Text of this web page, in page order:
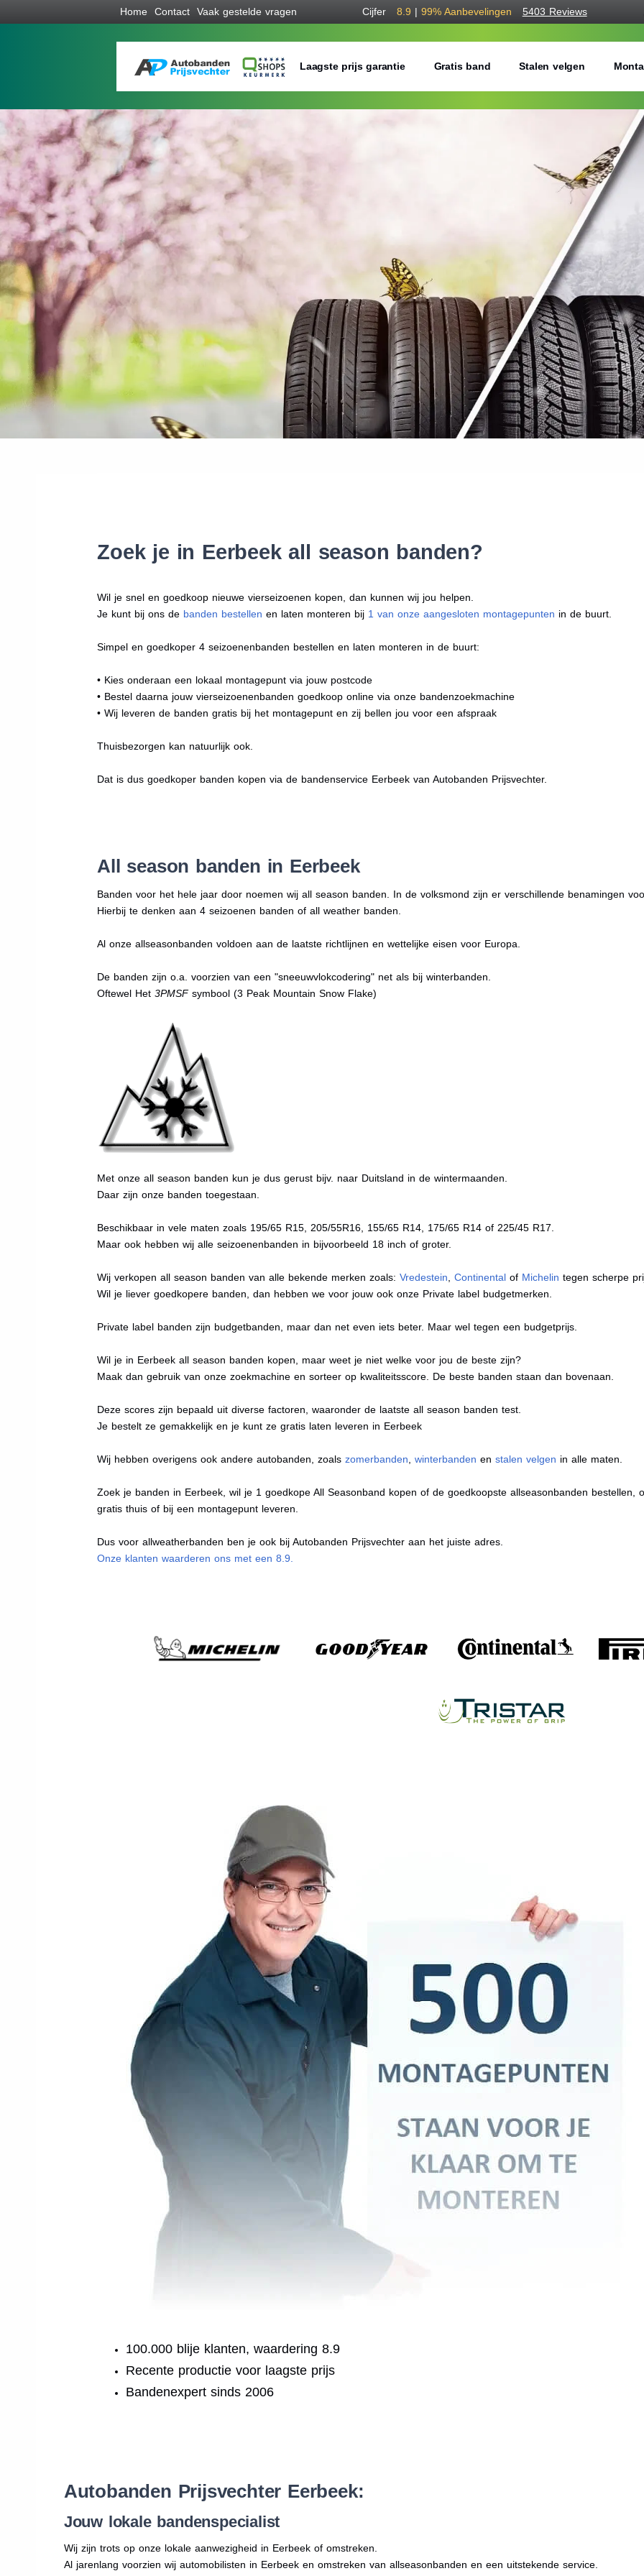
Home Contact Vaak gestelde vragen Cijfer 8.9 | 99% Aanbevelingen 5403 Reviews
Laagste prijs garantie Gratis band Stalen velgen
Bestel voordelig
Gratis bezorgd of
Breedte: Hoogte:
Waar vind ik de maat van mijn
Help mij met bestellen
Zoek je in Eerbeek all season banden?
Wil je snel en goedkoop nieuwe vierseizoenen kopen, dan kunnen wij jou helpen.
Je kunt bij ons de banden bestellen en laten monteren bij 1 van onze aangesloten montagepunten in de buurt.
Simpel en goedkoper 4 seizoenenbanden bestellen en laten monteren in de buurt:
• Kies onderaan een lokaal montagepunt via jouw postcode
• Bestel daarna jouw vierseizoenenbanden goedkoop online via onze bandenzoekmachine
• Wij leveren de banden gratis bij het montagepunt en zij bellen jou voor een afspraak
Thuisbezorgen kan natuurlijk ook.
Dat is dus goedkoper banden kopen via de bandenservice Eerbeek van Autobanden Prijsvechter.
All season banden in Eerbeek
Banden voor het hele jaar door noemen wij all season banden. In de volksmond zijn er verschillende benamingen
Hierbij te denken aan 4 seizoenen banden of all weather banden.
Al onze allseasonbanden voldoen aan de laatste richtlijnen en wettelijke eisen voor Europa.
De banden zijn o.a. voorzien van een "sneeuwvlokcodering" net als bij winterbanden.
Oftewel Het3PMSFsymbool (3 Peak Mountain Snow Flake)
Met onze all season banden kun je dus gerust bijv. naar Duitsland in de wintermaanden.
Daar zijn onze banden toegestaan.
Beschikbaar in vele maten zoals 195/65 R15, 205/55R16, 155/65 R14, 175/65 R14 of 225/45 R17.
Maar ook hebben wij alle seizoenenbanden in bijvoorbeeld 18 inch of groter.
Wij verkopen all season banden van alle bekende merken zoals:Vredestein ,Continental of Michelin tegen scherpe
Wil je liever goedkopere banden, dan hebben we voor jouw ook onze Private label budgetmerken.
Private label banden zijn budgetbanden, maar dan net even iets beter. Maar wel tegen een budgetprijs.
Wil je in Eerbeek all season banden kopen, maar weet je niet welke voor jou de beste zijn?
Maak dan gebruik van onze zoekmachine en sorteer op kwaliteitsscore. De beste banden staan dan bovenaan.
Deze scores zijn bepaald uit diverse factoren, waaronder de laatste all season banden test.
Je bestelt ze gemakkelijk en je kunt ze gratis laten leveren in Eerbeek
Wij hebben overigens ook andere autobanden, zoalszomerbanden ,winterbanden enstalen velgen in alle maten.
Zoek je banden in Eerbeek, wil je 1 goedkope All Seasonband kopen of de goedkoopste allseasonbanden
gratis thuis of bij een montagepunt leveren.
Dus voor allweatherbanden ben je ook bij Autobanden Prijsvechter aan het juiste adres.
Onze klanten waarderen ons met een 8.9.
100.000 blije klanten, waardering 8.9
Recente productie voor laagste prijs
Bandenexpert sinds 2006
Autobanden Prijsvechter Eerbeek:
Jouw lokale bandenspecialist
Wij zijn trots op onze lokale aanwezigheid in Eerbeek of omstreken.
Al jarenlang voorzien wij automobilisten in Eerbeek en omstreken van allseasonbanden en een uitstekende service.